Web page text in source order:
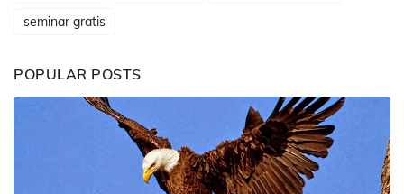
seminar gratis
POPULAR POSTS